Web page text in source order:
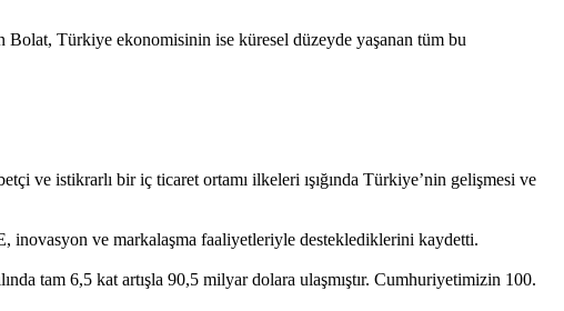
Bolat, Türkiye ekonomisinin ise küresel düzeyde yaşanan tüm bu
ve istikrarlı bir iç ticaret ortamı ilkeleri ışığında Türkiye’nin gelişmesi ve
inovasyon ve markalaşma faaliyetleriyle desteklediklerini kaydetti.
tam 6,5 kat artışla 90,5 milyar dolara ulaşmıştır. Cumhuriyetimizin 100.